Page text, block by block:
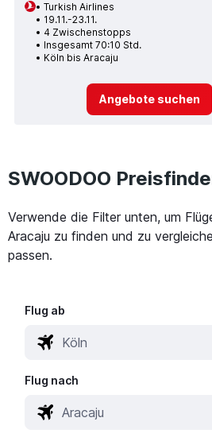
Turkish Airlines
19.11.-23.11.
4 Zwischenstopps
Insgesamt 70:10 Std.
Köln bis Aracaju
Angebote suchen
SWOODOO
Verwende die Filter unten, um
Aracaju zu finden und zu
passen.
Flug ab
Flug nach